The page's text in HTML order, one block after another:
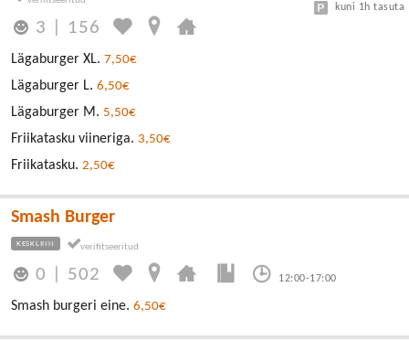
3 156
kuni 1h tasuta
Lägaburger XL. 7,50€
Lägaburger L. 6,50€
Lägaburger M. 5,50€
Friikatasku viineriga. 3,50€
Friikatasku. 2,50€
Smash Burger
KESKLINN
0 502 12:00-17:00
Smash burgeri eine. 6,50€